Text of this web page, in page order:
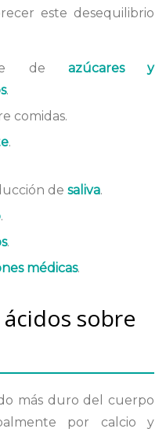
este desequilibrio
de azúcares y
.
comidas.
.
de saliva.
.
.
médicas.
ácidos sobre
más duro del cuerpo
por calcio y